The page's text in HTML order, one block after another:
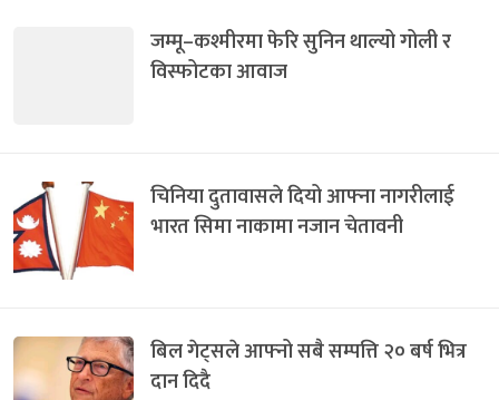
जम्मू–कश्मीरमा फेरि सुनिन थाल्यो गोली र
विस्फोटका आवाज
चिनिया दुतावासले दियो आफ्ना नागरीलाई
भारत सिमा नाकामा नजान चेतावनी
बिल गेट्सले आफ्नो सबै सम्पत्ति २० बर्ष भित्र
दान दिदै